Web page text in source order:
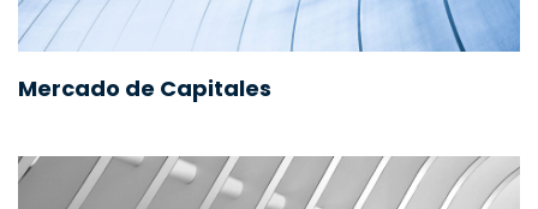
Mercado de Capitales